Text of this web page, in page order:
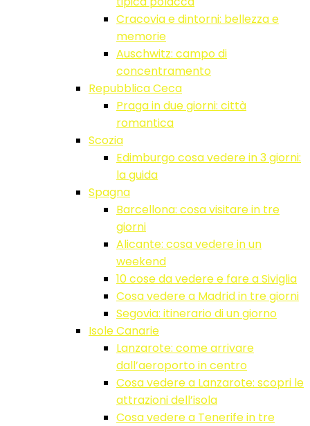
Cracovia e dintorni: bellezza e
memorie
Auschwitz: campo di
concentramento
Repubblica Ceca
Praga in due giorni: città
romantica
Scozia
Edimburgo cosa vedere in 3 giorni:
la guida
Spagna
Barcellona: cosa visitare in tre
giorni
Alicante: cosa vedere in un
weekend
10 cose da vedere e fare a Siviglia
Cosa vedere a Madrid in tre giorni
Segovia: itinerario di un giorno
Isole Canarie
Lanzarote: come arrivare
dall’aeroporto in centro
Cosa vedere a Lanzarote: scopri le
attrazioni dell’isola
Cosa vedere a Tenerife in tre